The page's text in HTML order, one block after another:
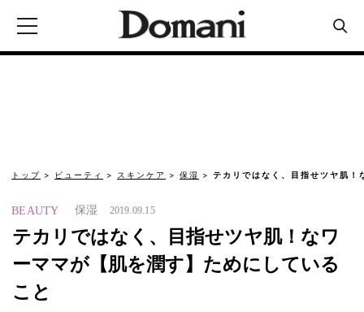
トップ ビューティ スキンケア 保湿 テカリではなく、目指せツヤ肌
BEAUTY 保湿 2019.09.15
テカリではなく、目指せツヤ肌！なワ
ーママが【肌を潤す】ためにしている
こと